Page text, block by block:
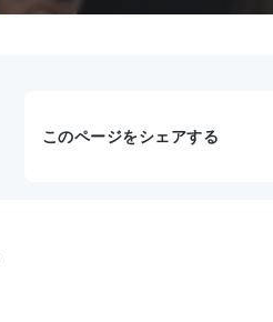
このページをシェアする